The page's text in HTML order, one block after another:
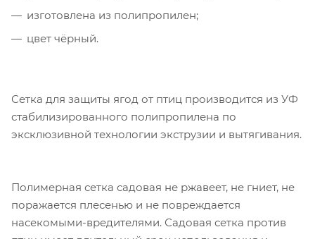
изготовлена из полипропилен;
цвет чёрный.
Сетка для защиты ягод от птиц производится из УФ
стабилизированного полипропилена по
эксклюзивной технологии экструзии и вытягивания.
Полимерная сетка садовая не ржавеет, не гниет, не
поражается плесенью и не повреждается
насекомыми-вредителями. Садовая сетка против